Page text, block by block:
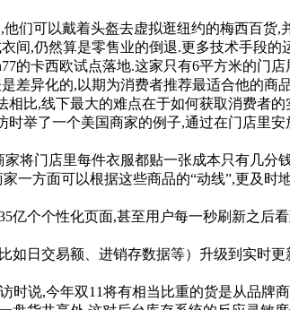
可以戴着头盔去虚拟逛纽约的梅西百货,
间,仍然算是零售业的倒退.更多技术手段
卡西欧试点落地.这家只有6平方米的门
差异化的,以期为消费者推荐最适合他的商
,线下最大的难点在于如何获取消费者
时举了一个美国商家的例子,通过在门店里
门店里每件衣服都贴一张成本只有几分
一方面可以根据这些商品的“动线”,更及
个个性化页面,甚至用户每一秒刷新之后
日交易额、进销存数据等）升级到实时
说,今年双11将有相当比重的货是从品牌